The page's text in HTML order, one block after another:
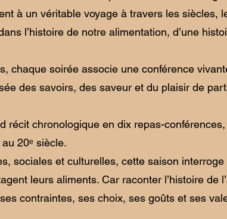
à un véritable voyage à travers les siècles,
l’histoire de notre alimentation, d’une
chaque soirée associe une conférence
des savoirs, des saveur et du plaisir de
récit chronologique en dix repas-
20ᵉ siècle.
sociales et culturelles, cette saison
leurs aliments. Car raconter l’histoire de
contraintes, ses choix, ses goûts et ses